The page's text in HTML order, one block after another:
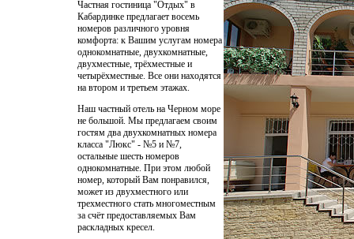
Частная гостиница "Отдых" в
Кабардинке предлагает восемь
номеров различного уровня
комфорта: к Вашим услугам номера
однокомнатные, двухкомнатные,
двухместные, трёхместные и
четырёхместные. Все они находятся
на втором и третьем этажах.
Наш частный отель на Черном море
не большой. Мы предлагаем своим
гостям два двухкомнатных номера
класса "Люкс" - №5 и №7,
остальные шесть номеров
однокомнатные. При этом любой
номер, который Вам понравился,
может из двухместного или
трехместного стать многоместным
за счёт предоставляемых Вам
раскладных кресел.